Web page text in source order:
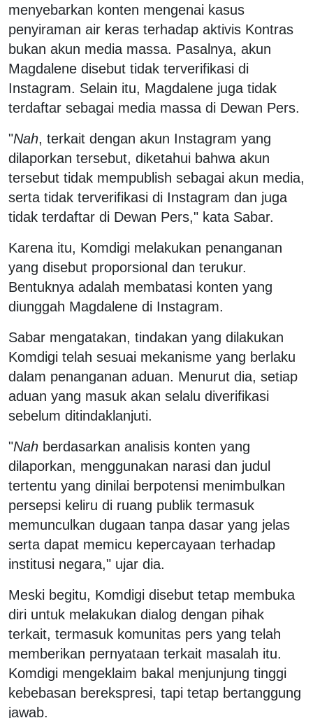
menyebarkan konten mengenai kasus
penyiraman air keras terhadap aktivis Kontras
bukan akun media massa. Pasalnya, akun
Magdalene disebut tidak terverifikasi di
Instagram. Selain itu, Magdalene juga tidak
terdaftar sebagai media massa di Dewan Pers.
"Nah, terkait dengan akun Instagram yang
dilaporkan tersebut, diketahui bahwa akun
tersebut tidak mempublish sebagai akun media,
serta tidak terverifikasi di Instagram dan juga
tidak terdaftar di Dewan Pers," kata Sabar.
Karena itu, Komdigi melakukan penanganan
yang disebut proporsional dan terukur.
Bentuknya adalah membatasi konten yang
diunggah Magdalene di Instagram.
Sabar mengatakan, tindakan yang dilakukan
Komdigi telah sesuai mekanisme yang berlaku
dalam penanganan aduan. Menurut dia, setiap
aduan yang masuk akan selalu diverifikasi
sebelum ditindaklanjuti.
"Nah berdasarkan analisis konten yang
dilaporkan, menggunakan narasi dan judul
tertentu yang dinilai berpotensi menimbulkan
persepsi keliru di ruang publik termasuk
memunculkan dugaan tanpa dasar yang jelas
serta dapat memicu kepercayaan terhadap
institusi negara," ujar dia.
Meski begitu, Komdigi disebut tetap membuka
diri untuk melakukan dialog dengan pihak
terkait, termasuk komunitas pers yang telah
memberikan pernyataan terkait masalah itu.
Komdigi mengeklaim bakal menjunjung tinggi
kebebasan berekspresi, tapi tetap bertanggung
jawab.